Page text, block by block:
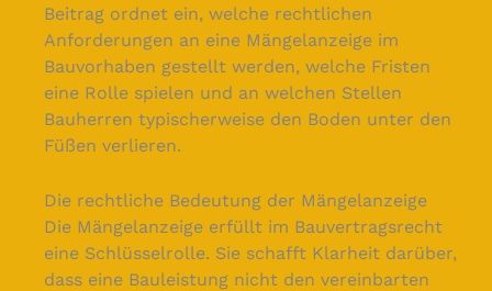
Beitrag ordnet ein, welche rechtlichen
Anforderungen an eine Mängelanzeige im
Bauvorhaben gestellt werden, welche Fristen
eine Rolle spielen und an welchen Stellen
Bauherren typischerweise den Boden unter den
Füßen verlieren.
Die rechtliche Bedeutung der Mängelanzeige
Die Mängelanzeige erfüllt im Bauvertragsrecht
eine Schlüsselrolle. Sie schafft Klarheit darüber,
dass eine Bauleistung nicht den vereinbarten